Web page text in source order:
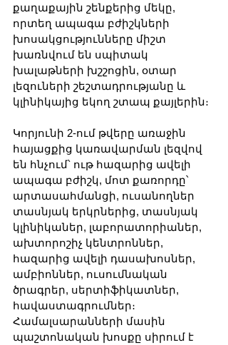
քաղաքային շենքերից մեկը,
որտեղ ապագա բժիշկների
խոսակցությունները միշտ
խառնվում են սպիտակ
խալաթների խշշոցին, օտար
լեզուների շեշտադրությանը և
կլինիկայից եկող շտապ քայլերին։
Կորյունի 2-ում թվերը առաջին
հայացքից կառավարման լեզվով
են հնչում՝ ութ հազարից ավելի
ապագա բժիշկ, մոտ քառորդը՝
արտասահմանցի, ուսանողներ
տասնյակ երկրներից, տասնյակ
կլինիկաներ, լաբորատորիաներ,
ախտորոշիչ կենտրոններ,
հազարից ավելի դասախոսներ,
ամբիոններ, ուսումնական
ծրագրեր, սերտիֆիկատներ,
հավաստագրումներ։
Համալսարանների մասին
պաշտոնական խոսքը սիրում է